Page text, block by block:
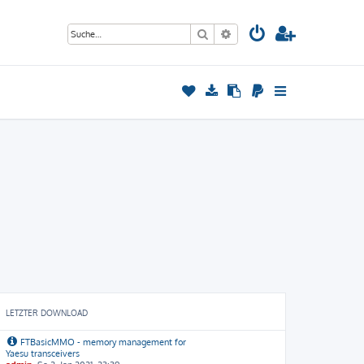
Suche Erweiterte Suche
LETZTER DOWNLOAD
FTBasicMMO - memory management for
Yaesu transceivers